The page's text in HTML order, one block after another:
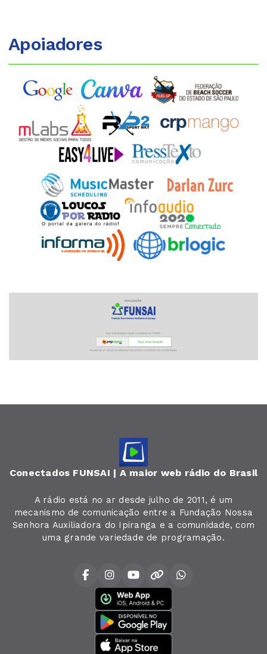
Apoiadores
Conectados FUNSAI | A maior web rádio do Brasil
A rádio está no ar desde julho de 2011, é um
mecanismo de comunicação entre a Fundação Nossa
Senhora Auxiliadora do Ipiranga e a comunidade, com
uma grande variedade de programação.